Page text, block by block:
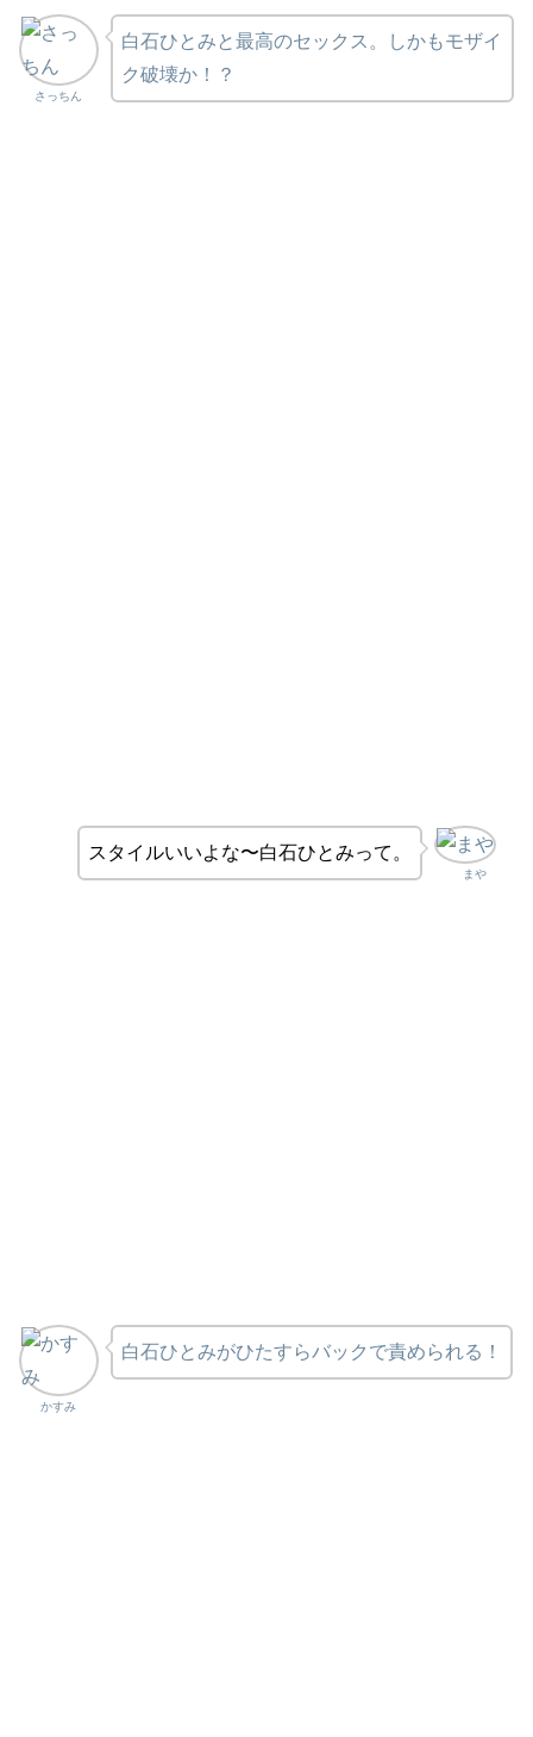
さっちん
白石ひとみと最高のセックス。しかもモザイ
ク破壊か！？
まや
スタイルいいよな〜白石ひとみって。
かすみ
白石ひとみがひたすらバックで責められる！